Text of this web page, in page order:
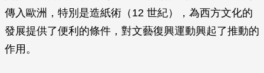
傳入歐洲，特別是造紙術（12 世紀），為西方文化的
發展提供了便利的條件，對文藝復興運動興起了推動的
作用。